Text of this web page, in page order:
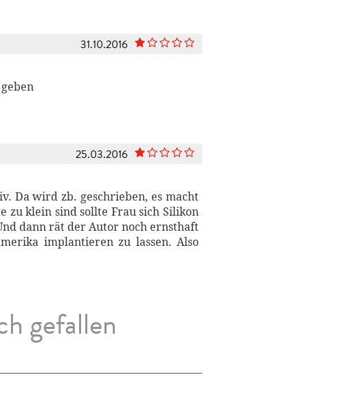
31.10.2016
25.03.2016
Da wird zb. geschrieben, es macht
zu klein sind sollte Frau sich Silikon
dann rät der Autor noch ernsthaft
implantieren zu lassen. Also
gefallen